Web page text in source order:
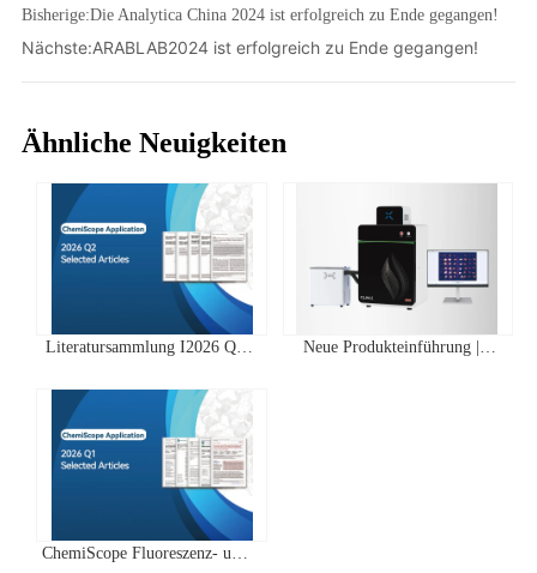
Bisherige:Die Analytica China 2024 ist erfolgreich zu Ende gegangen!
Nächste:ARABLAB2024 ist erfolgreich zu Ende gegangen!
Ähnliche Neuigkeiten
Literatursammlung I2026 Q2
Anwendungen
Neue Produkteinführung |
ChemiScope Fluoreszenz- und